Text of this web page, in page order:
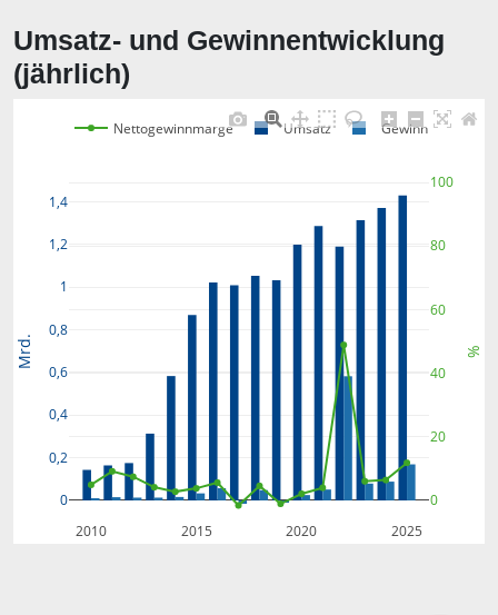
Umsatz- und Gewinnentwicklung
(jährlich)
2010 2015 2020 2025
0
0,2
0,4
0,6
0,8
1
1,2
1,4
0
20
40
60
80
100
Nettogewinnmarge Umsatz Gewinn
Mrd. %